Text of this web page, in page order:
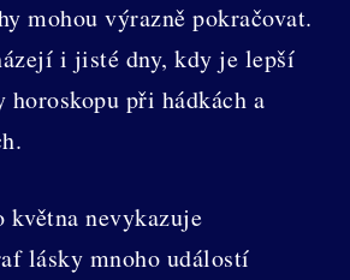
mohou výrazně pokračovat.
i jisté dny, kdy je lepší
horoskopu při hádkách a
května nevykazuje
lásky mnoho událostí